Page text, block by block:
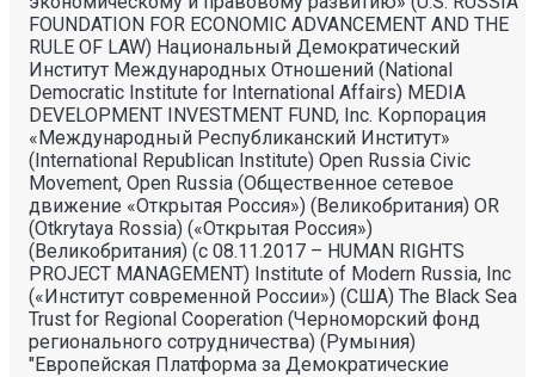
FOUNDATION FOR ECONOMIC ADVANCEMENT AND THE
RULE OF LAW) Национальный Демократический
Институт Международных Отношений (National
Democratic Institute for International Affairs) MEDIA
DEVELOPMENT INVESTMENT FUND, Inc. Корпорация
«Международный Республиканский Институт»
(International Republican Institute) Open Russia Civic
Movement, Open Russia (Общественное сетевое
движение «Открытая Россия») (Великобритания) OR
(Otkrytaya Rossia) («Открытая Россия»)
(Великобритания) (с 08.11.2017 – HUMAN RIGHTS
PROJECT MANAGEMENT) Institute of Modern Russia, Inc
(«Институт современной России») (США) The Black Sea
Trust for Regional Cooperation (Черноморский фонд
регионального сотрудничества) (Румыния)
"Европейская Платформа за Демократические